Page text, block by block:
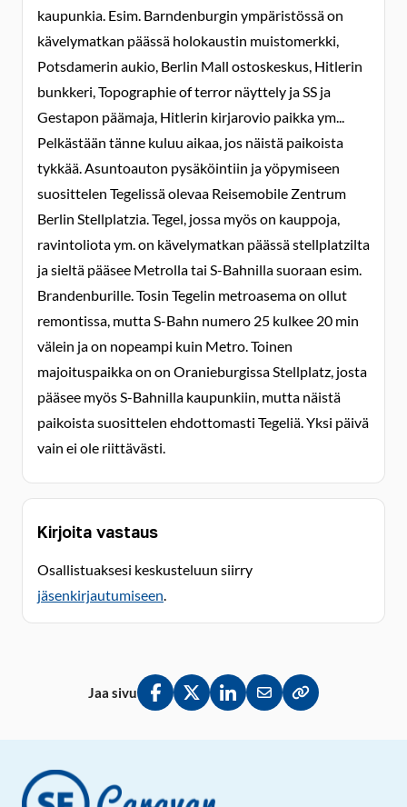
kaupunkia. Esim. Barndenburgin ympäristössä on
kävelymatkan päässä holokaustin muistomerkki,
Potsdamerin aukio, Berlin Mall ostoskeskus, Hitlerin
bunkkeri, Topographie of terror näyttely ja SS ja
Gestapon päämaja, Hitlerin kirjarovio paikka ym...
Pelkästään tänne kuluu aikaa, jos näistä paikoista
tykkää. Asuntoauton pysäköintiin ja yöpymiseen
suosittelen Tegelissä olevaa Reisemobile Zentrum
Berlin Stellplatzia. Tegel, jossa myös on kauppoja,
ravintoliota ym. on kävelymatkan päässä stellplatzilta
ja sieltä pääsee Metrolla tai S-Bahnilla suoraan esim.
Brandenburille. Tosin Tegelin metroasema on ollut
remontissa, mutta S-Bahn numero 25 kulkee 20 min
välein ja on nopeampi kuin Metro. Toinen
majoituspaikka on on Oranieburgissa Stellplatz, josta
pääsee myös S-Bahnilla kaupunkiin, mutta näistä
paikoista suosittelen ehdottomasti Tegeliä. Yksi päivä
vain ei ole riittävästi.
Kirjoita vastaus
Osallistuaksesi keskusteluun siirry
jäsenkirjautumiseen.
Jaa sivu
Jaa Facebookissa
Jaa Twitterissä
Jaa LinkedInissä
Jaa sähköpostitse
Kopioi linkki